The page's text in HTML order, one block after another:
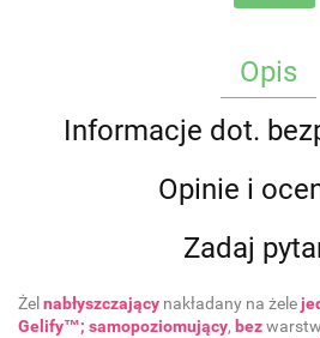
Opis
Informacje dot.
Opinie i
Zadaj
Żel nabłyszczający nakładany na żele
Gelify™; samopoziomujący, bez